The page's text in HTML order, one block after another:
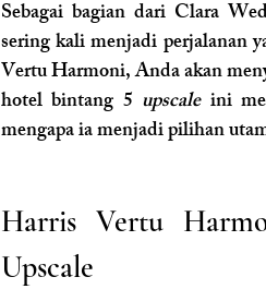
Sebagai bagian dari Clara
sering kali menjadi perjalanan
Vertu Harmoni, Anda akan
hotel bintang 5 upscale ini
mengapa ia menjadi pilihan
Harris Vertu
Upscale